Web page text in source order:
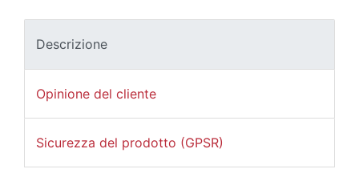
Descrizione
Opinione del cliente
Sicurezza del prodotto (GPSR)